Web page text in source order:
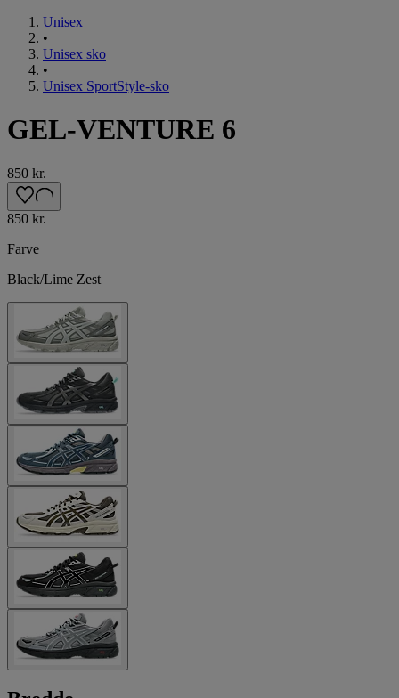
Unisex
•
Unisex sko
•
Unisex SportStyle-sko
GEL-VENTURE 6
850 kr.
850 kr.
Farve
Black/Lime Zest